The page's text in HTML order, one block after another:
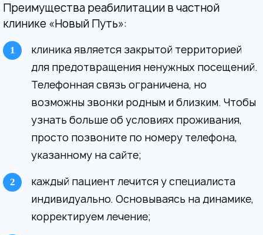
Преимущества реабилитации в частной
клинике «Новый Путь»:
клиника является закрытой территорией
для предотвращения ненужных посещений.
Телефонная связь ограничена, но
возможны звонки родным и близким. Чтобы
узнать больше об условиях проживания,
просто позвоните по номеру телефона,
указанному на сайте;
каждый пациент лечится у специалиста
индивидуально. Основываясь на динамике,
корректируем лечение;